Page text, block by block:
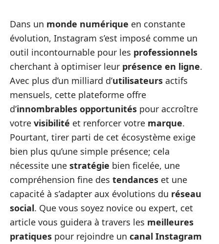
Dans un monde numérique en constante
évolution, Instagram s’est imposé comme un
outil incontournable pour les professionnels
cherchant à optimiser leur présence en ligne.
Avec plus d’un milliard d’utilisateurs actifs
mensuels, cette plateforme offre
d’innombrables opportunités pour accroître
votre visibilité et renforcer votre marque.
Pourtant, tirer parti de cet écosystème exige
bien plus qu’une simple présence; cela
nécessite une stratégie bien ficelée, une
compréhension fine des tendances et une
capacité à s’adapter aux évolutions du réseau
social. Que vous soyez novice ou expert, cet
article vous guidera à travers les meilleures
pratiques pour rejoindre un canal Instagram